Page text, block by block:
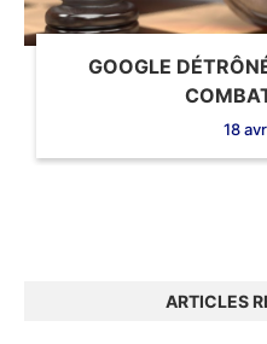
GOOGLE
18
ARTICLES